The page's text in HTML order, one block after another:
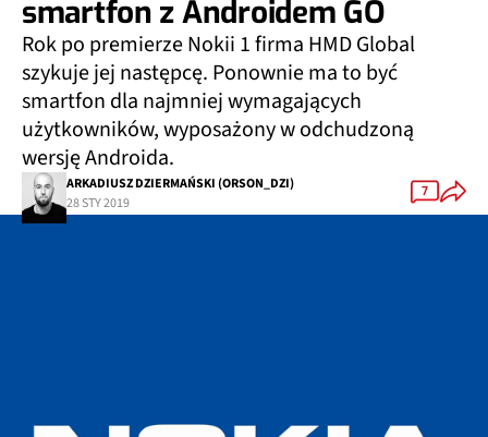
smartfon z Androidem GO
Rok po premierze Nokii 1 firma HMD Global
szykuje jej następcę. Ponownie ma to być
smartfon dla najmniej wymagających
użytkowników, wyposażony w odchudzoną
wersję Androida.
ARKADIUSZ DZIERMAŃSKI (ORSON_DZI)
28 STY 2019
7